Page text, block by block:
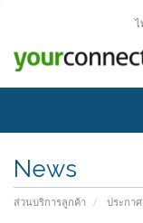
ไ
News
ส่วนบริการลูกค้า ประกา